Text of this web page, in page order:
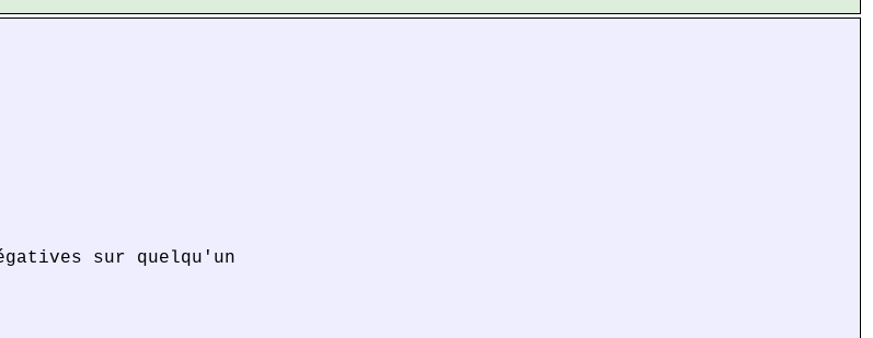
sur quelqu'un